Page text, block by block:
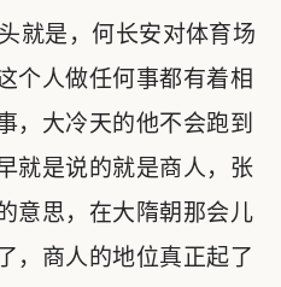
就是，何长安对体育场
个人做任何事都有着相
，大冷天的他不会跑到
就是说的就是商人，张
意思，在大隋朝那会儿
，商人的地位真正起了